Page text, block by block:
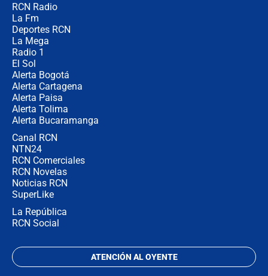
RCN Radio
La Fm
Deportes RCN
La Mega
Radio 1
El Sol
Alerta Bogotá
Alerta Cartagena
Alerta Paisa
Alerta Tolima
Alerta Bucaramanga
Canal RCN
NTN24
RCN Comerciales
RCN Novelas
Noticias RCN
SuperLike
La República
RCN Social
ATENCIÓN AL OYENTE